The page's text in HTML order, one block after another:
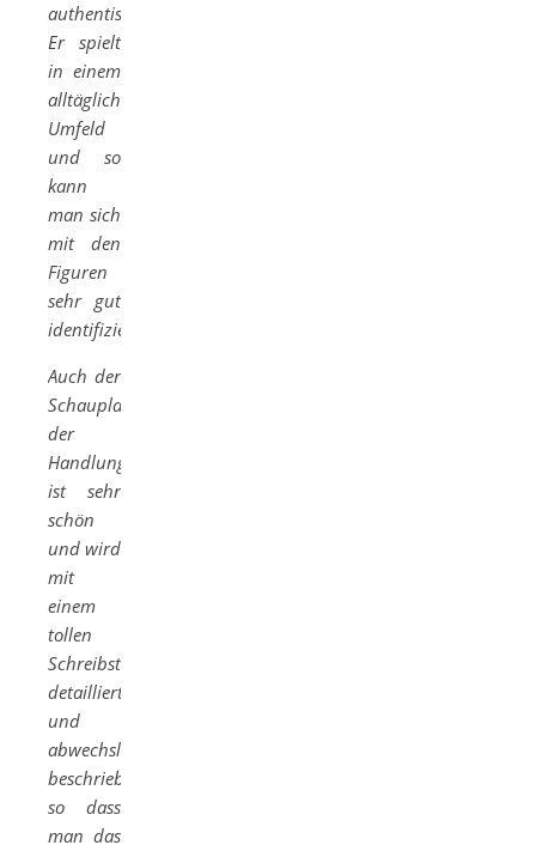
authentisch.
Er spielt
in einem
alltäglichen
Umfeld
und so
kann
man sich
mit den
Figuren
sehr gut
identifizieren.
Auch der
Schauplatz
der
Handlung
ist sehr
schön
und wird
mit
einem
tollen
Schreibstil
detailliert
und
abwechslungsreich
beschrieben,
so dass
man das